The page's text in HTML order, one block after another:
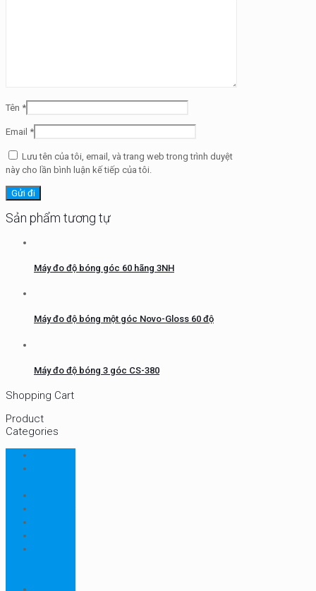
Tên *
Email *
Lưu tên của tôi, email, và trang web trong trình duyệt
này cho lần bình luận kế tiếp của tôi.
Sản phẩm tương tự
Máy đo độ bóng góc 60 hãng 3NH
Máy đo độ bóng một góc Novo-Gloss 60 độ
Máy đo độ bóng 3 góc CS-380
Shopping Cart
Product
Categories